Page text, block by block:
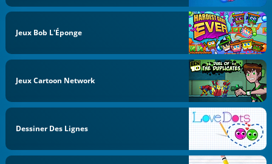
Jeux Bob L'Éponge
Jeux Cartoon Network
Dessiner Des Lignes